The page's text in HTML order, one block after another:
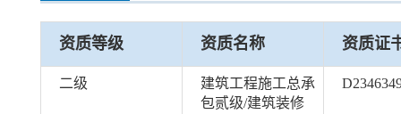
资质等级 资质名称 资质证
二级
建筑工程施工总承
包贰级/建筑装修